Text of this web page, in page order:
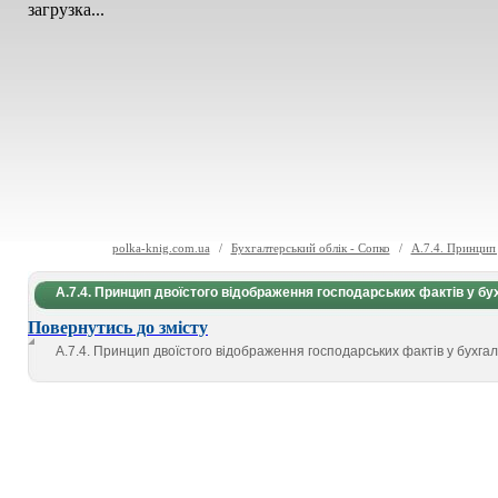
загрузка...
polka-knig.com.ua / Бухгалтерський облік - Сопко / А.7.4. Принцип
А.7.4. Принцип двоїстого відображення господарських фактів у
Повернутись до змісту
А.7.4. Принцип двоїстого відображення господарських фактів у